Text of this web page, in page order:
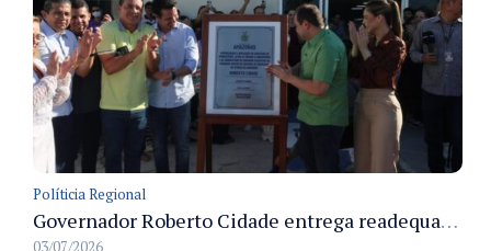
Políticia Regional
Governador Roberto Cidade entrega readequação do ambulatório da FCecon e amplia capacidade de atendimento oncológico em Manaus
03/07/2026